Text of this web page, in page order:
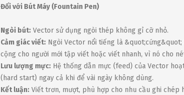
Đối với Bút Máy (Fountain Pen)
Ngòi bút: Vector sử dụng ngòi thép không gỉ cỡ nhỏ.
Cảm giác viết: Ngòi Vector nổi tiếng là
cộng cho người mới tập viết hoặc viết nhanh, vì nó cho
Lưu lượng mực: Hệ thống dẫn mực (feed) của Vector
(hard start) ngay cả khi để vài ngày không dùng.
Kết luận: Viết trơn, mượt, phù hợp cho nhu cầu ghi chép